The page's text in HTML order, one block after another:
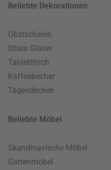
Beliebte Dekorationen
Obstschalen
Iittala Gläser
Tabletttisch
Kaffeebecher
Tagesdecken
Beliebte Möbel
Skandinavische Möbel
Gartenmöbel